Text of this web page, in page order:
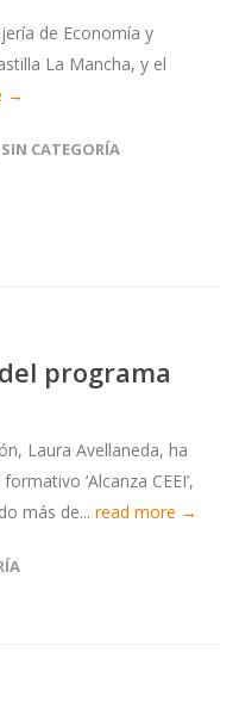
de Economía y
La Mancha, y el
→
SIN CATEGORÍA
programa
Laura Avellaneda, ha
‘Alcanza CEEI’,
más de... read more →